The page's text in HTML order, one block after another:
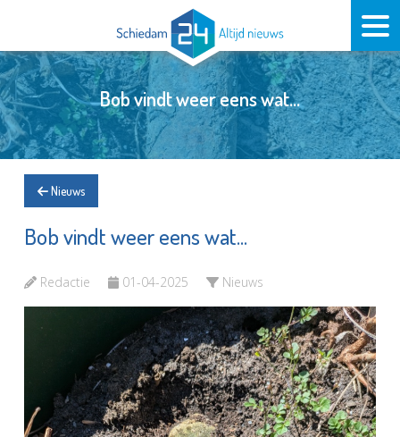
Bob vindt weer eens wat...
Nieuws
Bob vindt weer eens wat...
Redactie 01-04-2025 Nieuws